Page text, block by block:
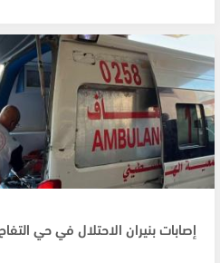
إصابات بنيران الاحتلال في حي